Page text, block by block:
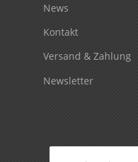
News
Kontakt
Versand & Zahlung
Newsletter